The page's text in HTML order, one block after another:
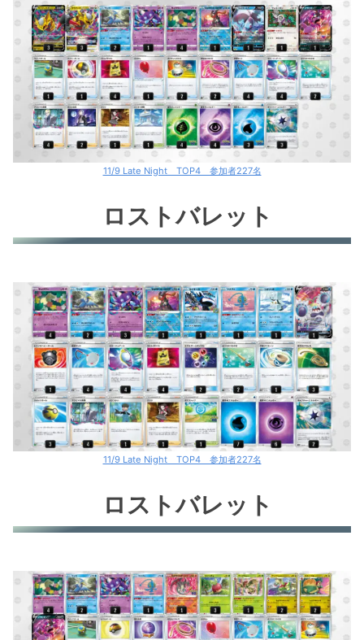
11/9 Late Night TOP4 参加者227名
ロストバレット
11/9 Late Night TOP4 参加者227名
ロストバレット